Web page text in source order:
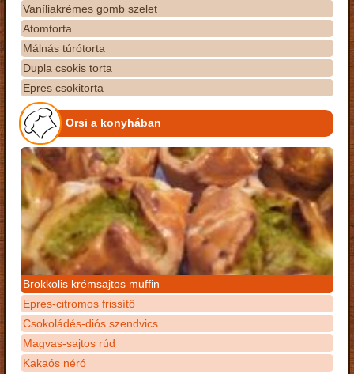
Vaníliakrémes gomb szelet
Atomtorta
Málnás túrótorta
Dupla csokis torta
Epres csokitorta
Orsi a konyhában
Brokkolis krémsajtos muffin
Epres-citromos frissítő
Csokoládés-diós szendvics
Magvas-sajtos rúd
Kakaós néró